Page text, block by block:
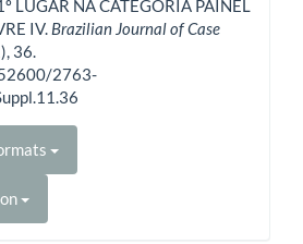
LUGAR NA CATEGORIA PAINEL
IV. Brazilian Journal of Case
36.
2763-